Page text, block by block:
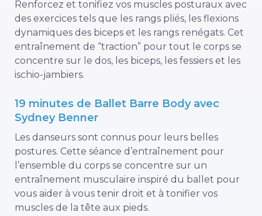
Renforcez et tonifiez vos muscles posturaux avec
des exercices tels que les rangs pliés, les flexions
dynamiques des biceps et les rangs renégats. Cet
entraînement de “traction” pour tout le corps se
concentre sur le dos, les biceps, les fessiers et les
ischio-jambiers.
19 minutes de Ballet Barre Body avec
Sydney Benner
Les danseurs sont connus pour leurs belles
postures. Cette séance d’entraînement pour
l’ensemble du corps se concentre sur un
entraînement musculaire inspiré du ballet pour
vous aider à vous tenir droit et à tonifier vos
muscles de la tête aux pieds.